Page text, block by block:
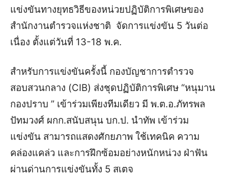
แข่งขันทางยุทธวิธีของหน่วยปฏิบัติการพิเศษของ
สำนักงานตำรวจแห่งชาติ จัดการแข่งขัน 5 วันต่อ
เนื่อง ตั้งแต่วันที่ 13-18 พ.ค.
สำหรับการแข่งขันครั้งนี้ กองบัญชาการตำรวจ
สอบสวนกลาง (CIB) ส่งชุดปฏิบัติการพิเศษ “หนุมาน
กองปราบ ” เข้าร่วมเพียงทีมเดียว มี พ.ต.อ.ภัทรพล
ปัทมวงศ์ ผกก.สนับสนุน บก.ป. นำทัพ เข้าร่วม
แข่งขัน สามารถแสดงศักยภาพ ใช้เทคนิค ความ
คล่องแคล่ว และการฝึกซ้อมอย่างหนักหน่วง ฝ่าฟัน
ผ่านด่านการแข่งขันทั้ง 5 สเตจ